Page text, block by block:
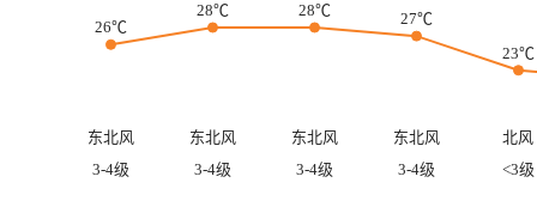
26℃
28℃ 28℃
27℃
23℃
东北风 东北风 东北风 东北风
北风
3-4级
3-4级 3-4级 3-4级 <3级